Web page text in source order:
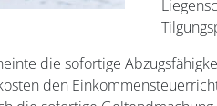
die sofortige
den